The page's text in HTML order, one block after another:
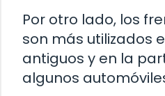
Por otro lado, los
son más utilizados
antiguos y en la
algunos